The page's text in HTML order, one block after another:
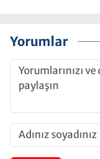
Yorumlar